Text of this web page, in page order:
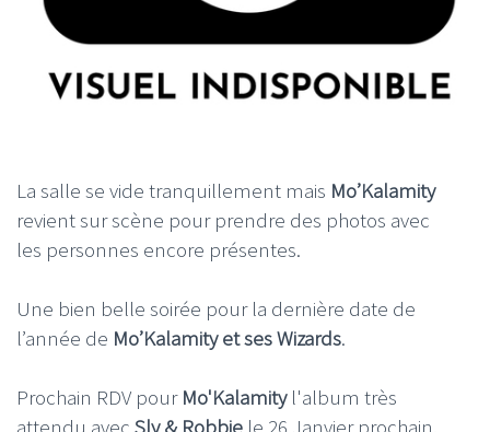
La salle se vide tranquillement mais Mo’Kalamity
revient sur scène pour prendre des photos avec
les personnes encore présentes.
Une bien belle soirée pour la dernière date de
l’année de Mo’Kalamity et ses Wizards.
Prochain RDV pour Mo'Kalamityl'album très